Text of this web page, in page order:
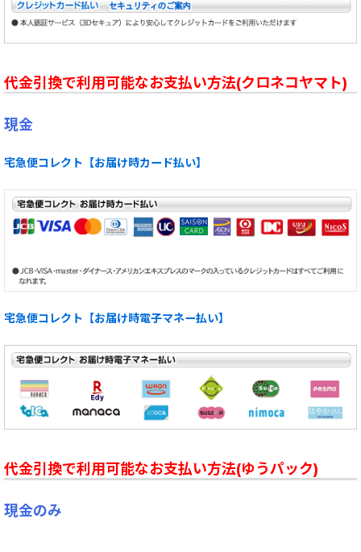
代金引換で利用可能なお支払い方法(クロネコヤマト)
現金
宅急便コレクト【お届け時カード払い】
宅急便コレクト【お届け時電子マネー払い】
代金引換で利用可能なお支払い方法(ゆうパック)
現金のみ